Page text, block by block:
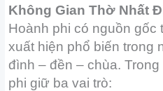
Không Gian Thờ Nhất
Hoành phi có nguồn
xuất hiện phổ biến trong
đình – đền – chùa.
phi giữ ba vai trò: